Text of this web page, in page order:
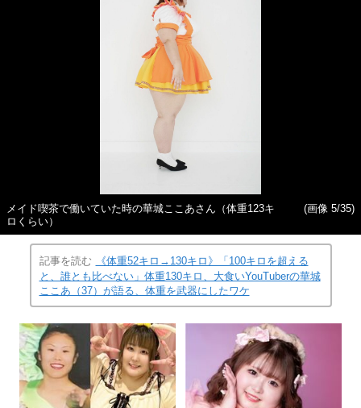
メイド喫茶で働いていた時の華城ここあさん（体重123キ
ロくらい）
(画像 5/35)
記事を読む
《体重52キロ→130キロ》「100キロを超える
と、誰とも比べない」体重130キロ、大食いYouTuberの華城
ここあ（37）が語る、体重を武器にしたワケ